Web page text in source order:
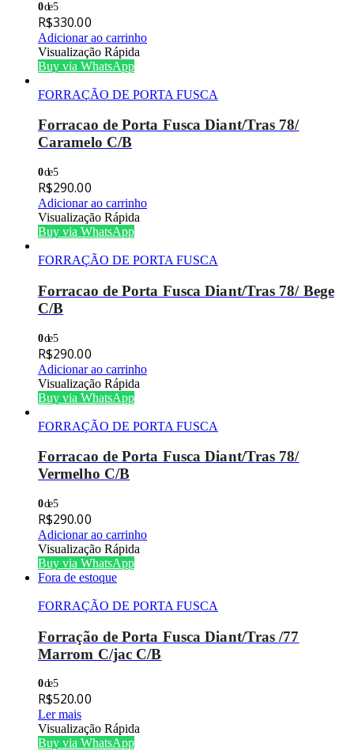
0de 5
R$330.00
Adicionar ao carrinho
Visualização Rápida
Buy via WhatsApp
FORRAÇÃO DE PORTA FUSCA
Forracao de Porta Fusca Diant/Tras 78/
Caramelo C/B
0de 5
R$290.00
Adicionar ao carrinho
Visualização Rápida
Buy via WhatsApp
FORRAÇÃO DE PORTA FUSCA
Forracao de Porta Fusca Diant/Tras 78/ Bege
C/B
0de 5
R$290.00
Adicionar ao carrinho
Visualização Rápida
Buy via WhatsApp
FORRAÇÃO DE PORTA FUSCA
Forracao de Porta Fusca Diant/Tras 78/
Vermelho C/B
0de 5
R$290.00
Adicionar ao carrinho
Visualização Rápida
Buy via WhatsApp
Fora de estoque
FORRAÇÃO DE PORTA FUSCA
Forração de Porta Fusca Diant/Tras /77
Marrom C/jac C/B
0de 5
R$520.00
Ler mais
Visualização Rápida
Buy via WhatsApp